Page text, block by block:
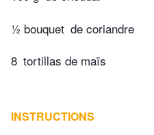
½ bouquet de coriandre
8 tortillas de maïs
INSTRUCTIONS